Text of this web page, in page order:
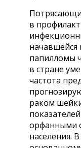
в
начавшейся
папилломы
в стране
частота
раком
орфанными
населения.